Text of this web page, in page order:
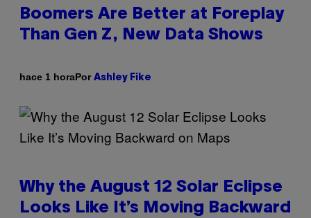
Boomers Are Better at Foreplay
Than Gen Z, New Data Shows
hace 1 horaPor Ashley Fike
Why the August 12 Solar Eclipse
Looks Like It’s Moving Backward